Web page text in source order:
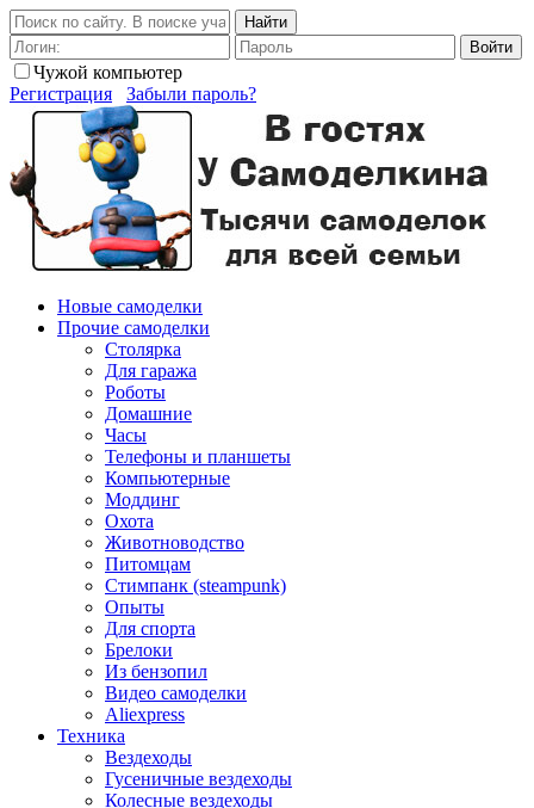
Найти
Войти
Чужой компьютер
Регистрация
Забыли пароль?
Новые самоделки
Прочие самоделки
Столярка
Для гаража
Роботы
Домашние
Часы
Телефоны и планшеты
Компьютерные
Моддинг
Охота
Животноводство
Питомцам
Стимпанк (steampunk)
Опыты
Для спорта
Брелоки
Из бензопил
Видео самоделки
Aliexpress
Техника
Вездеходы
Гусеничные вездеходы
Колесные вездеходы